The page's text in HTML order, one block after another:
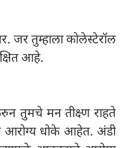
जर तुम्हाला कोलेस्टेरॉल
आहे.
तुमचे मन तीक्ष्ण राहते
आरोग्य धोके आहेत. अंडी